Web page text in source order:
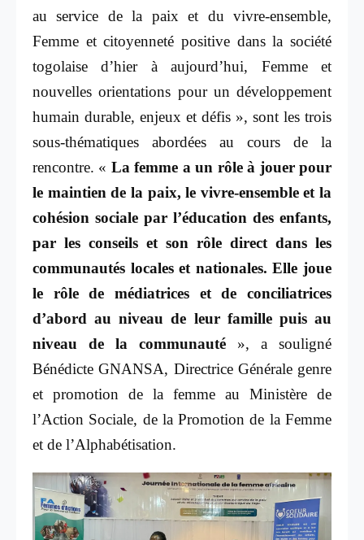
au service de la paix et du vivre-ensemble,
Femme et citoyenneté positive dans la société
togolaise d’hier à aujourd’hui, Femme et
nouvelles orientations pour un développement
humain durable, enjeux et défis », sont les trois
sous-thématiques abordées au cours de la
rencontre. « La femme a un rôle à jouer pour
le maintien de la paix, le vivre-ensemble et la
cohésion sociale par l’éducation des enfants,
par les conseils et son rôle direct dans les
communautés locales et nationales. Elle joue
le rôle de médiatrices et de conciliatrices
d’abord au niveau de leur famille puis au
niveau de la communauté », a souligné
Bénédicte GNANSA, Directrice Générale genre
et promotion de la femme au Ministère de
l’Action Sociale, de la Promotion de la Femme
et de l’Alphabétisation.